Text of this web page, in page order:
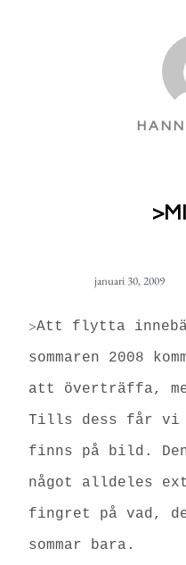
januari 30, 2009
>Att flytta
sommaren 2008
att överträffa,
Tills dess får vi
finns på bild.
något alldeles
fingret på vad,
sommar bara.